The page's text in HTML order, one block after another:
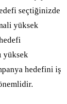
seçtiğinizde
yüksek
yüksek
hedefini iş